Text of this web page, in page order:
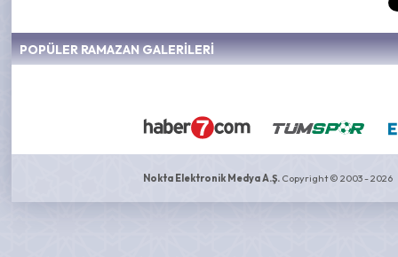
POPÜLER RAMAZAN GALERİLERİ
Nokta Elektronik Medya A.Ş. Copyright © 2003 - 2026